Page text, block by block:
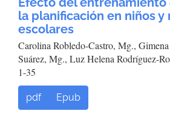
la planificación en niños y
escolares
Carolina Robledo-Castro, Mg.,
Suárez, Mg., Luz Helena Rodríguez-
1-35
pdf Epub